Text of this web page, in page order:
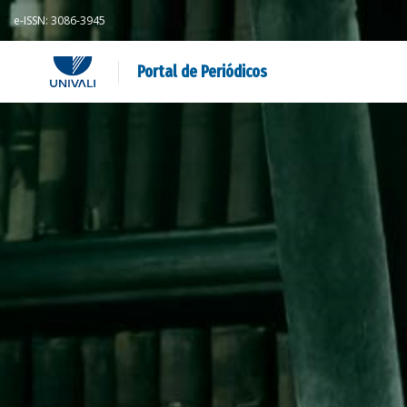
e-ISSN: 3086-3945
Portal de Periódicos